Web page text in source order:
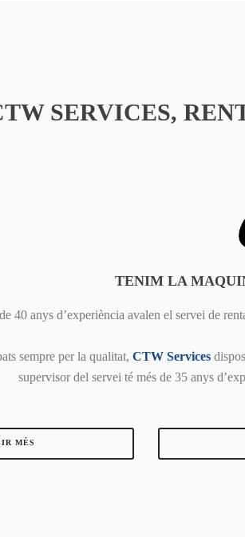
SERVICES,
TENIM LA
40 anys d’experiència avalen el servei de
sempre per la qualitat, CTW Services
supervisor del servei té més de 35 anys
MÉS